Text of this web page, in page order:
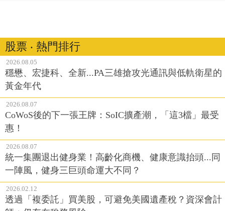
2026.08.05
穩懋、宏捷科、全新...PA三雄搶攻光通訊與低軌衛星的
黃金年代
2026.08.07
CoWoS後的下一張王牌：SoIC擴產潮，「這3檔」最受
惠！
2026.08.07
統一集團退出健身業！高齡化商機、健康意識抬頭...同
一陣風，健身三巨頭命運大不同？
2026.02.12
透過「複委託」買美股，可避免美國遺產稅？資深會計
師：仍存在稅務風險
2026.08.06